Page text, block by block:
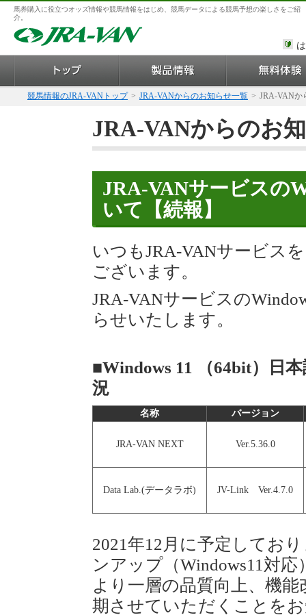
馬券購入に役立つオッズ情報や競馬情報をはじめ、競馬データによる競馬予想の楽しさをご紹
介。
競馬情報のJRA-VANトップ > JRA-VANからのお知らせ一覧 > JRA-VANか
JRA-VANからのお
JRA-VANサービスの
いて【続報】
いつもJRA-VANサービス
ございます。
JRA-VANサービスの
らせいたします。
■Windows 11 （64bit）日
況
名称 バージョン
JRA-VAN NEXT Ver.5.36.0
Data Lab.(データラボ) JV-Link Ver.4.7.0
2021年12月に予定してお
ンアップ（Windows11対
より一層の品質向上、機
期させていただくことを